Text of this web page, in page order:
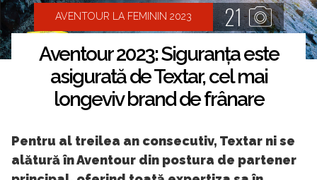
AVENTOUR LA FEMININ 2023 21
Aventour 2023: Siguranța este
asigurată de Textar, cel mai
longeviv brand de frânare
Pentru al treilea an consecutiv, Textar ni se
alătură în Aventour din postura de partener